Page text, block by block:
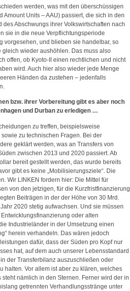
werden, was mit den überschüssigen
Amount Units – AAU) passiert, die sich in den
Abschwungs ihrer Volkswirtschaften nach
sie in die neue Verpflichtungsperiode
vorgesehen, und blieben sie handelbar, so
wieder aushöhlen. Das muss also
offen, ob Kyoto-II einen rechtlichen und nicht
wird. Auch hier also wieder jede Menge
Händen da zustehen – jedenfalls
bzw. ihrer Vorbereitung gibt es aber noch
und Durban zu erledigen …
zu treffen, beispielsweise
zu technischen Fragen. Bei der
geklärt werden, was an Transfers von
zwischen 2013 und 2020 passiert. Ab
bereit gestellt werden, das wurde bereits
gibt es keine „Mobilisierungsziele“. Die
Wir LINKEN fordern hier: Die Mittel für
von den jetzigen, für die Kurzfristfinanzierung
Beiträgen in der der Höhe von 30 Mrd.
2020 stetig aufwachsen. Und sie müssen
oder alten
Industrieländer in der Umsetzung einen
herein verhandeln. Das wären jedoch
dafür, dass der Süden pro Kopf nur
hat, auf dem auch unserer Lebensstandard
der Transferbilanz auszuschließen oder
halten. Vor allem ist aber zu klären, welches
nämlich in den Sternen. Ferner wird der in
getrennten Verhandlungsstränge unter